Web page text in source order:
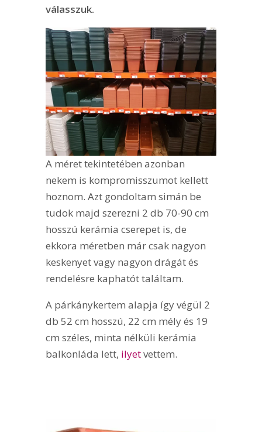
válasszuk.
A méret tekintetében azonban
nekem is kompromisszumot kellett
hoznom. Azt gondoltam simán be
tudok majd szerezni 2 db 70-90 cm
hosszú kerámia cserepet is, de
ekkora méretben már csak nagyon
keskenyet vagy nagyon drágát és
rendelésre kaphatót találtam.
A párkánykertem alapja így végül 2
db 52 cm hosszú, 22 cm mély és 19
cm széles, minta nélküli kerámia
balkonláda lett, ilyetvettem.